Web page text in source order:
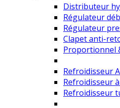
Distributeur
Régulateur
Régulateur
Clapet anti-
Proportionnel
Refroidisseur
Refroidisseur
Refroidisseur